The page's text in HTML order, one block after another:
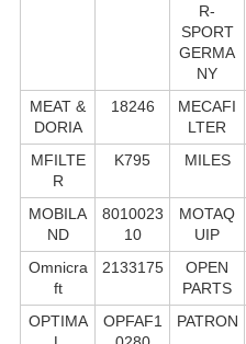
R-
SPORT
GERMA
NY
MEAT &
DORIA
18246
MECAFI
LTER
MFILTE
R
K795 MILES
MOBILA
ND
8010023
10
MOTAQ
UIP
Omnicra
ft
2133175
OPEN
PARTS
OPTIMA
OPFAF1
PATRON